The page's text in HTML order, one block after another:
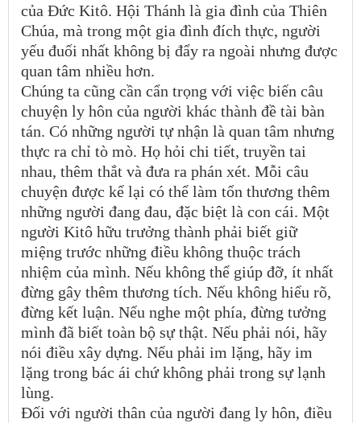
của Đức Kitô. Hội Thánh là gia đình của Thiên
Chúa, mà trong một gia đình đích thực, người
yếu đuối nhất không bị đẩy ra ngoài nhưng được
quan tâm nhiều hơn.
Chúng ta cũng cần cẩn trọng với việc biến câu
chuyện ly hôn của người khác thành đề tài bàn
tán. Có những người tự nhận là quan tâm nhưng
thực ra chỉ tò mò. Họ hỏi chi tiết, truyền tai
nhau, thêm thắt và đưa ra phán xét. Mỗi câu
chuyện được kể lại có thể làm tổn thương thêm
những người đang đau, đặc biệt là con cái. Một
người Kitô hữu trưởng thành phải biết giữ
miệng trước những điều không thuộc trách
nhiệm của mình. Nếu không thể giúp đỡ, ít nhất
đừng gây thêm thương tích. Nếu không hiểu rõ,
đừng kết luận. Nếu nghe một phía, đừng tưởng
mình đã biết toàn bộ sự thật. Nếu phải nói, hãy
nói điều xây dựng. Nếu phải im lặng, hãy im
lặng trong bác ái chứ không phải trong sự lạnh
lùng.
Đối với người thân của người đang ly hôn, điều